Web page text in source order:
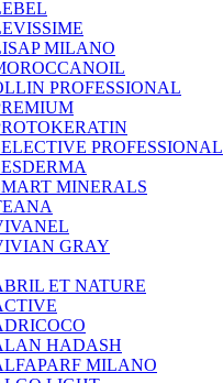
MILANO
PROFESSIONAL
PROFESSIONAL
MINERALS
GRAY
ET NATURE
HADASH
MILANO